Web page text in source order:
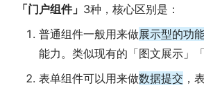
「门户组件」 3种，核心区别是：
普通组件一般用来做展示型的功
能力。类似现有的「图文展示」
表单组件可以用来做数据提交 ，